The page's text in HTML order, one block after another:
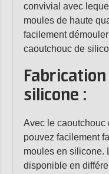
convivial avec
moules de haute
facilement
caoutchouc de
silicone :
Avec le caoutchouc
pouvez facilement
moules en silicone.
disponible en